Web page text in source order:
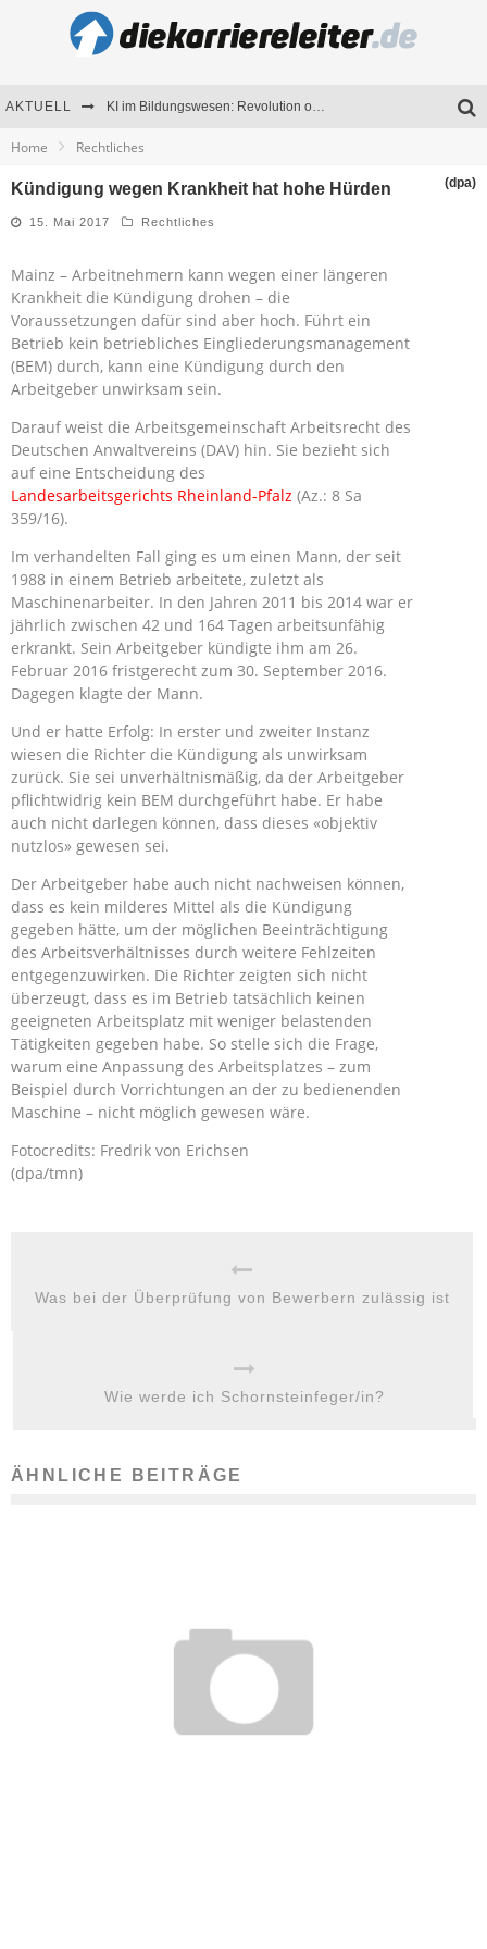
AKTUELL KI im Bildungswesen: Revolution oder Risiko für Schulen und Universitäten?
Seminare als Motivationsmotor – Wie Weiterbildung Mitarbeiter nachhaltig begeistert
Home Rechtliches
Kündigung wegen Krankheit hat hohe Hürden (dpa)
15. Mai 2017 Rechtliches
Mainz – Arbeitnehmern kann wegen einer längeren
Krankheit die Kündigung drohen – die
Voraussetzungen dafür sind aber hoch. Führt ein
Betrieb kein betriebliches Eingliederungsmanagement
(BEM) durch, kann eine Kündigung durch den
Arbeitgeber unwirksam sein.
Darauf weist die Arbeitsgemeinschaft Arbeitsrecht des
Deutschen Anwaltvereins (DAV) hin. Sie bezieht sich
auf eine Entscheidung des
Landesarbeitsgerichts Rheinland-Pfalz (Az.: 8 Sa
359/16).
Im verhandelten Fall ging es um einen Mann, der seit
1988 in einem Betrieb arbeitete, zuletzt als
Maschinenarbeiter. In den Jahren 2011 bis 2014 war er
jährlich zwischen 42 und 164 Tagen arbeitsunfähig
erkrankt. Sein Arbeitgeber kündigte ihm am 26.
Februar 2016 fristgerecht zum 30. September 2016.
Dagegen klagte der Mann.
Und er hatte Erfolg: In erster und zweiter Instanz
wiesen die Richter die Kündigung als unwirksam
zurück. Sie sei unverhältnismäßig, da der Arbeitgeber
pflichtwidrig kein BEM durchgeführt habe. Er habe
auch nicht darlegen können, dass dieses «objektiv
nutzlos» gewesen sei.
Der Arbeitgeber habe auch nicht nachweisen können,
dass es kein milderes Mittel als die Kündigung
gegeben hätte, um der möglichen Beeinträchtigung
des Arbeitsverhältnisses durch weitere Fehlzeiten
entgegenzuwirken. Die Richter zeigten sich nicht
überzeugt, dass es im Betrieb tatsächlich keinen
geeigneten Arbeitsplatz mit weniger belastenden
Tätigkeiten gegeben habe. So stelle sich die Frage,
warum eine Anpassung des Arbeitsplatzes – zum
Beispiel durch Vorrichtungen an der zu bedienenden
Maschine – nicht möglich gewesen wäre.
Fotocredits: Fredrik von Erichsen
(dpa/tmn)
Was bei der Überprüfung von Bewerbern zulässig ist
Wie werde ich Schornsteinfeger/in?
ÄHNLICHE BEITRÄGE